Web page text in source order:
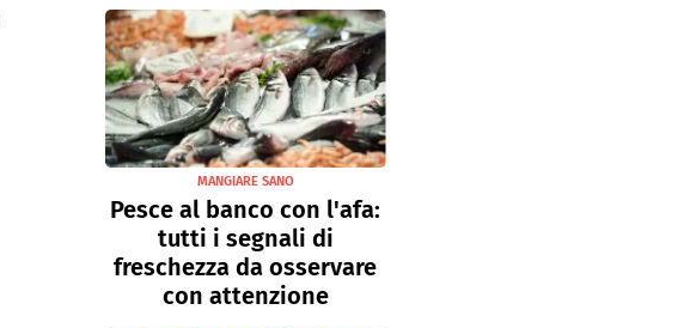
MANGIARE SANO
Pesce al banco con l'afa:
tutti i segnali di
freschezza da osservare
con attenzione